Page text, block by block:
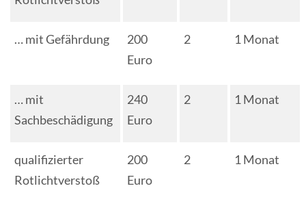
… mit Gefährdung
200
Euro
2 1 Monat
… mit
Sachbeschädigung
240
Euro
2 1 Monat
qualifizierter
Rotlichtverstoß
200
Euro
2 1 Monat